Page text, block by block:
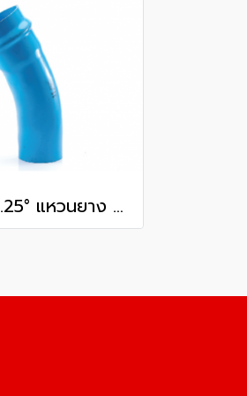
ข้อโค้ง 11.25° แหวนยาง ES1 SCG ขนาด 350 มม. (14 นิ้ว ) ชั้น 13.5